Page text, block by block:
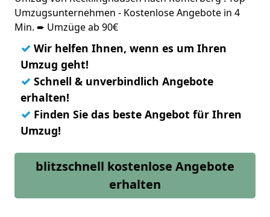
Umzugsunternehmen - Kostenlose Angebote in 4
Min. ➨ Umzüge ab 90€
✓ Wir helfen Ihnen, wenn es um Ihren
Umzug geht!
✓ Schnell & unverbindlich Angebote
erhalten!
✓ Finden Sie das beste Angebot für Ihren
Umzug!
blitzschnell kostenlose Angebote
erhalten